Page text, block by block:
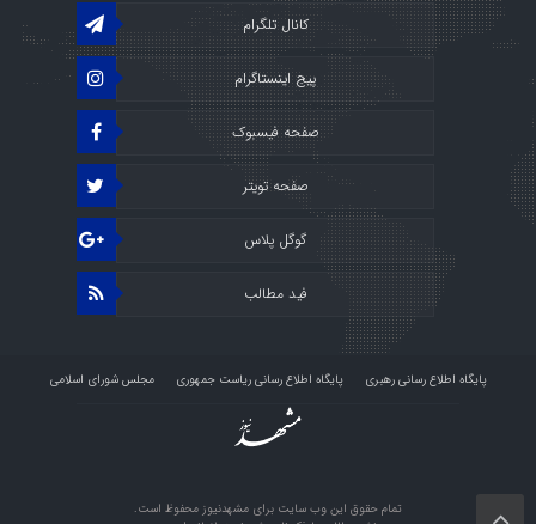
کانال تلگرام
پیج اینستاگرام
صفحه فیسبوک
صفحه تویتر
گوگل پلاس
فید مطالب
پایگاه اطلاع رسانی رهبری پایگاه اطلاع رسانی ریاست جمهوری مجلس شورای اسلامی
پرتال قوه قضائیه استودیو راو
تمام حقوق این وب سایت برای مشهدنیوز محفوظ است.